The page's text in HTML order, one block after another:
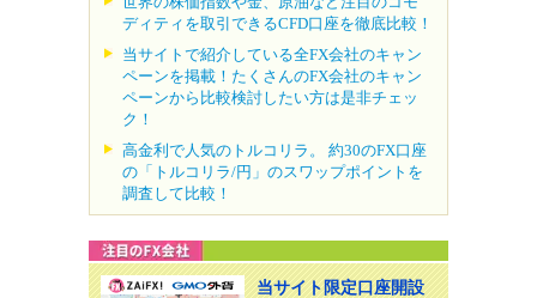
ディティを取引できるCFD口座を徹底比較！
当サイトで紹介している全FX会社のキャン
ペーンを掲載！たくさんのFX会社のキャン
ペーンから比較検討したい方は是非チェッ
ク！
高金利で人気のトルコリラ。 約30のFX口座
の「トルコリラ/円」のスワップポイントを
調査して比較！
当サイト限定口座開設